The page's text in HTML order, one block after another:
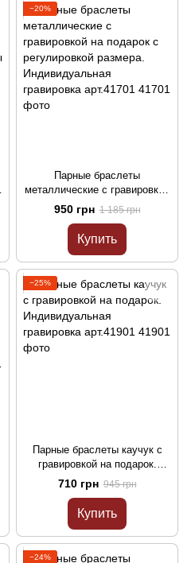
−20%
Парные браслеты
металлические с гравировкой
на подарок с регулировкой
размера. Индивидуальная
гравировка арт.41701
950 грн 1 185 грн
Купить
−25%
Парные браслеты каучук с
гравировкой на подарок.
Индивидуальная гравировка
арт.41901
710 грн 945 грн
Купить
−24%